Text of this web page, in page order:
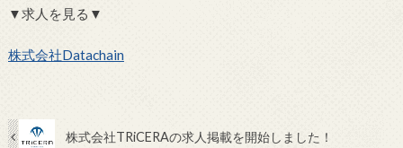
▼求人を見る▼
株式会社Datachain
株式会社TRiCERAの求人掲載を開始しました！